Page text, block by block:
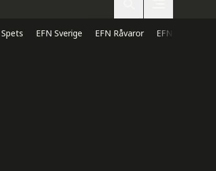
Spets EFN Sverige EFN Råvaror EFN Direkt